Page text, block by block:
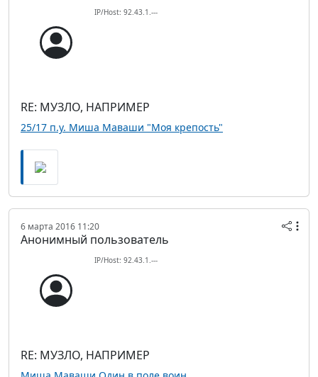
IP/Host: 92.43.1.---
RE: МУЗЛО, НАПРИМЕР
25/17 п.у. Миша Маваши "Моя крепость"
6 марта 2016 11:20
Анонимный пользователь
IP/Host: 92.43.1.---
RE: МУЗЛО, НАПРИМЕР